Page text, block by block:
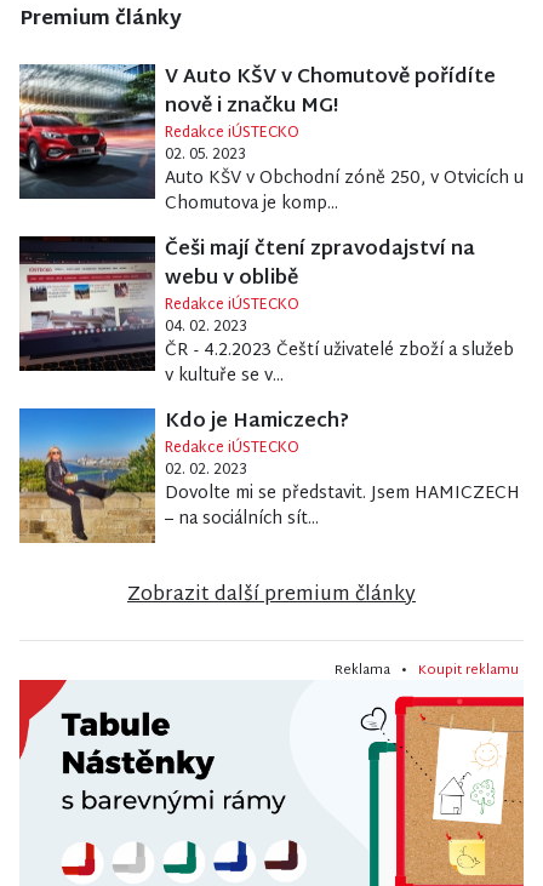
Premium články
V Auto KŠV v Chomutově pořídíte
nově i značku MG!
Redakce iÚSTECKO
02. 05. 2023
Auto KŠV v Obchodní zóně 250, v Otvicích u
Chomutova je komp...
Češi mají čtení zpravodajství na
webu v oblibě
Redakce iÚSTECKO
04. 02. 2023
ČR - 4.2.2023 Čeští uživatelé zboží a služeb
v kultuře se v...
Kdo je Hamiczech?
Redakce iÚSTECKO
02. 02. 2023
Dovolte mi se představit. Jsem HAMICZECH
– na sociálních sít...
Zobrazit další premium články
Reklama • Koupit reklamu